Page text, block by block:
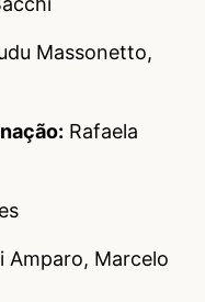
Massonetto,
Rafaela
Amparo, Marcelo